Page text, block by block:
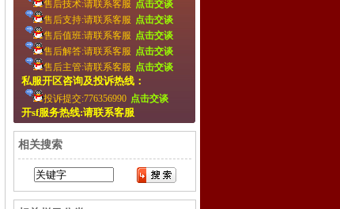
售后技术:请联系客服 点击交谈
售后支持:请联系客服 点击交谈
售后值班:请联系客服 点击交谈
售后解答:请联系客服 点击交谈
售后主管:请联系客服 点击交谈
私服开区咨询及投诉热线：
投诉提交:776356990 点击交谈
开sf服务热线:请联系客服
相关搜索